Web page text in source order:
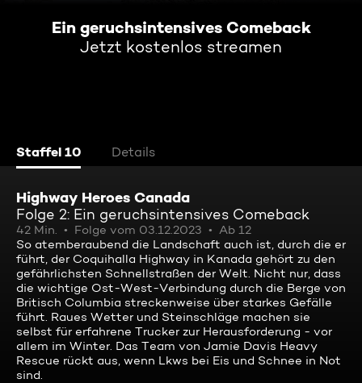
Ein geruchsintensives Comeback
Jetzt kostenlos streamen
Staffel 10 Details
Highway Heroes Canada
Folge 2: Ein geruchsintensives Comeback
42 Min. Folge vom 03.12.2023
Ab 12
So atemberaubend die Landschaft auch ist, durch die er
führt, der Coquihalla Highway in Kanada gehört zu den
gefährlichsten Schnellstraßen der Welt. Nicht nur, dass
die wichtige Ost-West-Verbindung durch die Berge von
Britisch Columbia streckenweise über starkes Gefälle
führt. Raues Wetter und Steinschläge machen sie
selbst für erfahrene Trucker zur Herausforderung - vor
allem im Winter. Das Team von Jamie Davis Heavy
Rescue rückt aus, wenn Lkws bei Eis und Schnee in Not
sind.